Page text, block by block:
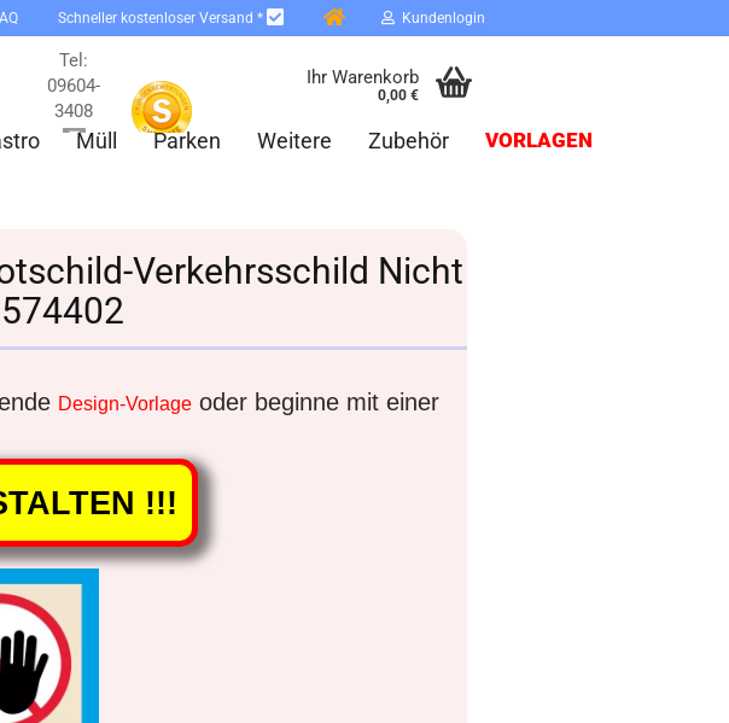
Schneller kostenloser Versand * Kundenlogin
Konto erstellen
Passwort vergessen?
Tel:
09604-
3408
Ihr Warenkorb
0,00 €
Müll Parken Weitere Zubehör VORLAGEN
Verkehrsschild Nicht
Design-Vorlageoder beginne mit einer
!!!